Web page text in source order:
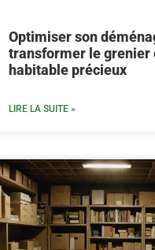
Optimiser son
transformer le grenier
habitable précieux
LIRE LA SUITE »